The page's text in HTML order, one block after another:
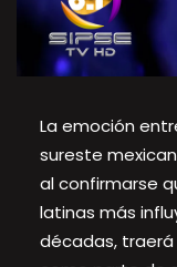
La emoción
sureste
al confirmarse
latinas más
décadas, traerá